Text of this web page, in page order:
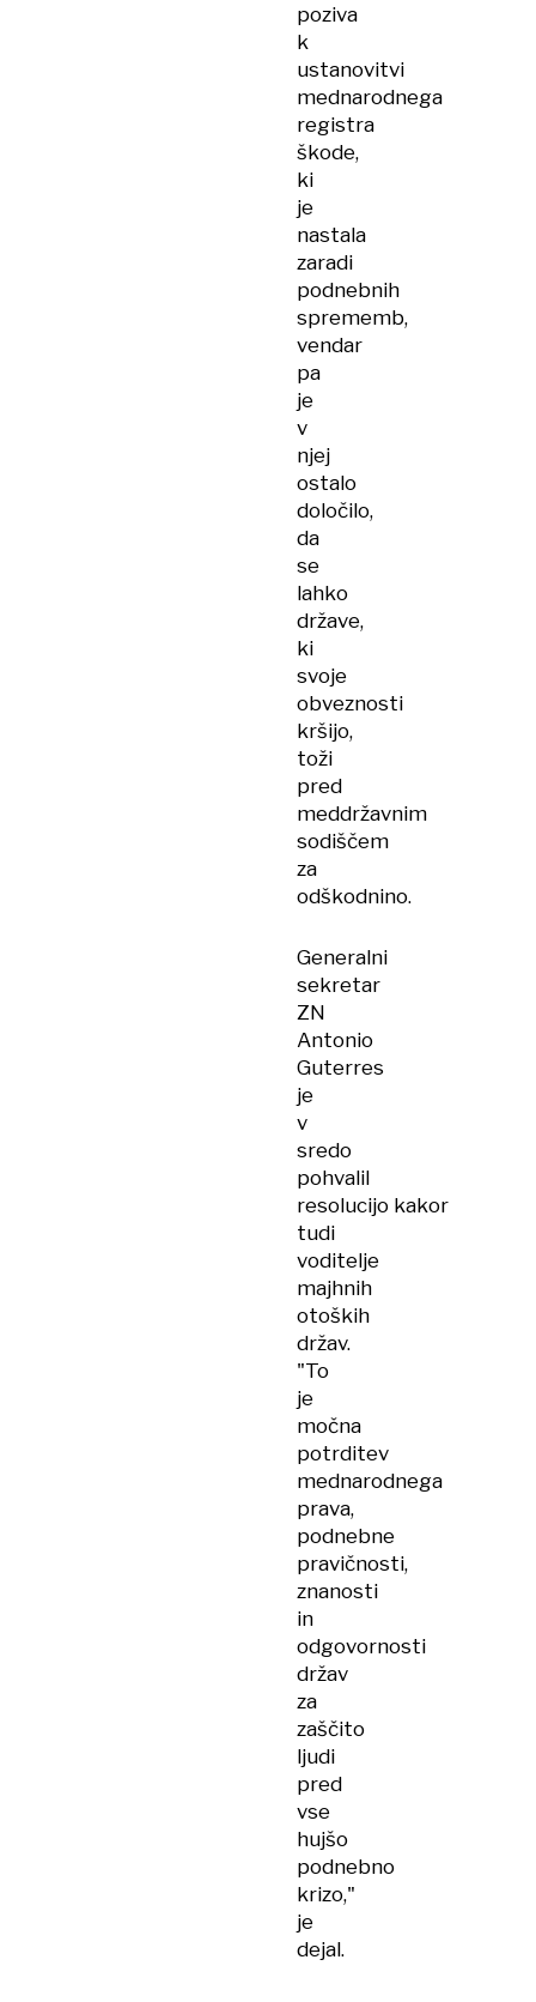
poziva
k
ustanovitvi
mednarodnega
registra
škode,
ki
je
nastala
zaradi
podnebnih
sprememb,
vendar
pa
je
v
njej
ostalo
določilo,
da
se
lahko
države,
ki
svoje
obveznosti
kršijo,
toži
pred
meddržavnim
sodiščem
za
odškodnino.
Generalni
sekretar
ZN
Antonio
Guterres
je
v
sredo
pohvalil
resolucijo kakor
tudi
voditelje
majhnih
otoških
držav.
"To
je
močna
potrditev
mednarodnega
prava,
podnebne
pravičnosti,
znanosti
in
odgovornosti
držav
za
zaščito
ljudi
pred
vse
hujšo
podnebno
krizo,"
je
dejal.